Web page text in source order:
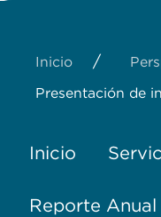
Inicio /
Presentación de
Inicio
Reporte